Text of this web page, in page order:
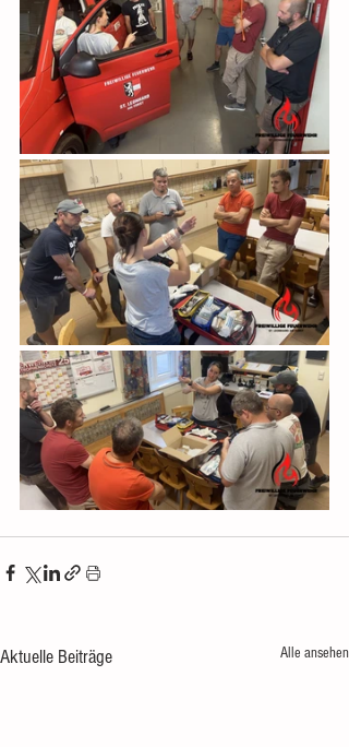
Aktuelle Beiträge Alle ansehen